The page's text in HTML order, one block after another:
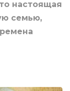
настоящая
семью,